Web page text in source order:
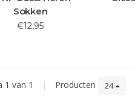
Sokken
€12,95
1 van 1 | Producten 24